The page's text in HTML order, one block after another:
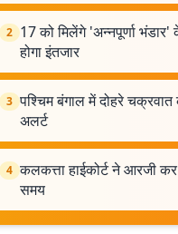
2 17 को मिलेंगे 'अन्नपूर्णा
होगा इंतजार
3 पश्चिम बंगाल में दोहरे
अलर्ट
4 कलकत्ता हाईकोर्ट ने आरजी
समय